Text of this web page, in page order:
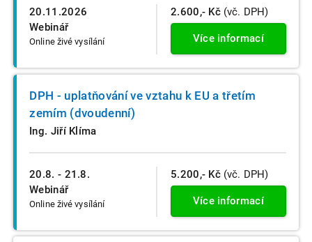
20.11.2026
Webinář
Online živé vysílání
2.600,- Kč (vč. DPH)
Více informací
20.8. - 21.8.
Webinář
Online živé vysílání
DPH - uplatňování ve vztahu k EU a třetím
zemím (dvoudenní)
Ing. Jiří Klíma
5.200,- Kč (vč. DPH)
Více informací